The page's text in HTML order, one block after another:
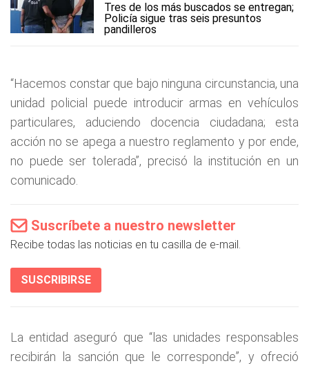
Tres de los más buscados se entregan;
Policía sigue tras seis presuntos
pandilleros
“Hacemos constar que bajo ninguna circunstancia, una
unidad policial puede introducir armas en vehículos
particulares, aduciendo docencia ciudadana; esta
acción no se apega a nuestro reglamento y por ende,
no puede ser tolerada”, precisó la institución en un
comunicado.
Suscríbete a nuestro newsletter
Recibe todas las noticias en tu casilla de e-mail.
SUSCRIBIRSE
La entidad aseguró que “las unidades responsables
recibirán la sanción que le corresponde”, y ofreció